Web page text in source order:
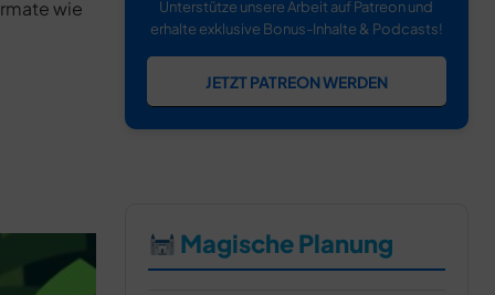
wie
Unterstütze unsere Arbeit auf Patreon und
erhalte exklusive Bonus-Inhalte & Podcasts!
JETZT PATREON WERDEN
Magische Planung